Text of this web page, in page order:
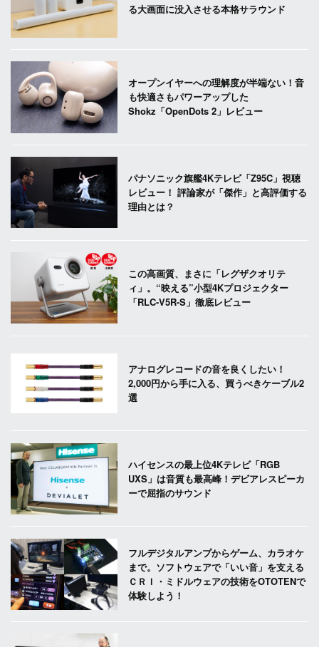
る大画面に没入させる本格サラウンド
オープンイヤーへの理解度が半端ない！音
も快適さもパワーアップした
Shokz「OpenDots 2」レビュー
パナソニック旗艦4Kテレビ「Z95C」視聴
レビュー！ 評論家が「傑作」と高評価する
理由とは？
この高画質、まさに「レグザクオリテ
ィ」。“映える”小型4Kプロジェクター
「RLC-V5R-S」徹底レビュー
アナログレコードの音を良くしたい！
2,000円から手に入る、買うべきケーブル2
選
ハイセンスの最上位4Kテレビ「RGB
UXS」は音質も最高峰！デビアレスピーカ
ーで屈指のサウンド
フルデジタルアンプからゲーム、カラオケ
まで。ソフトウェアで「いい音」を支える
ＣＲＩ・ミドルウェアの技術をOTOTENで
体験しよう！